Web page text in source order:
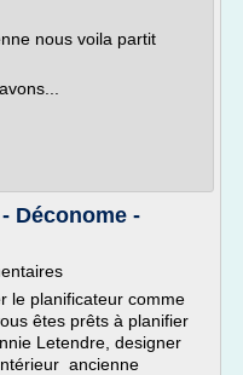
nous voila partit
Déconome -
le planificateur comme
êtes prêts à planifier
Letendre, designer
ancienne